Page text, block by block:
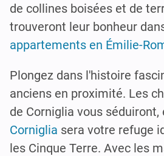
de collines boisées et de
trouveront leur bonheur
appartements en Émilie-
Plongez dans l'histoire
anciens en proximité. Les
de Corniglia vous séduiront,
Corniglia sera votre refuge
les Cinque Terre. Avec les